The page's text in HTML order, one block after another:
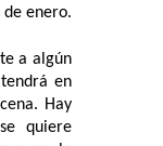
de enero.
a algún
en
Hay
quiere